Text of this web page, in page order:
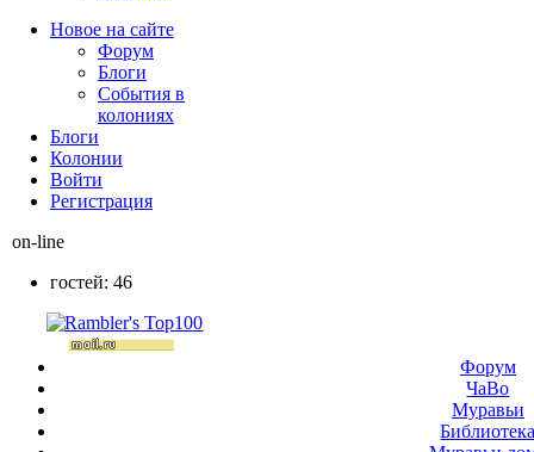
Новое на сайте
Форум
Блоги
События в
колониях
Блоги
Колонии
Войти
Peгиcтpaция
on-line
гостей: 46
Форум
ЧаВо
Муравьи